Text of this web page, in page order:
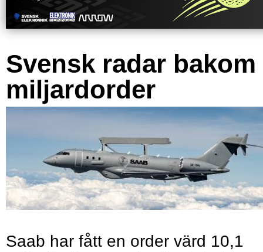
Svensk radar bakom
miljardorder
Saab har fått en order värd 10,1